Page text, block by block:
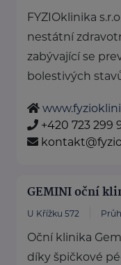
FYZIOklinika
nestátní
zabývající se
bolestivých
+420 723 299
GEMINI oční
U Křížku 572
Oční klinika
díky špičkové